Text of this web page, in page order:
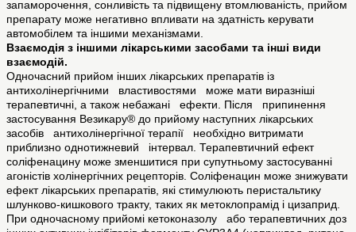
запаморочення, сонливість та підвищену втомлюваність, прийом
препарату може негативно впливати на здатність керувати
автомобілем та іншими механізмами.
Взаємодія з іншими лікарськими засобами та інші види
взаємодій.
Одночасний прийом інших лікарських препаратів із
антихолінергічними властивостями може мати виразніші
терапевтичні, а також небажані ефекти. Після припинення
застосування Везикару® до прийому наступних лікарських
засобів антихолінергічної терапії необхідно витримати
приблизно однотижневий інтервал. Терапевтичний ефект
соліфенацину може зменшитися при супутньому застосуванні
агоністів холінергічних рецепторів. Соліфенацин може знижувати
ефект лікарських препаратів, які стимулюють перистальтику
шлунково-кишкового тракту, таких як метоклопрамід і цизаприд.
При одночасному прийомі кетоконазолу або терапевтичних доз